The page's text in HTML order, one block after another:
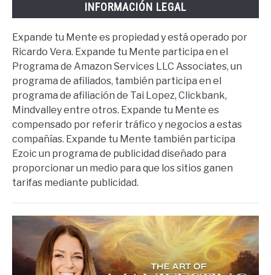
INFORMACIÓN LEGAL
Expande tu Mente es propiedad y está operado por
Ricardo Vera. Expande tu Mente participa en el
Programa de Amazon Services LLC Associates, un
programa de afiliados, también participa en el
programa de afiliación de Tai Lopez, Clickbank,
Mindvalley entre otros. Expande tu Mente es
compensado por referir tráfico y negocios a estas
compañías. Expande tu Mente también participa
Ezoic un programa de publicidad diseñado para
proporcionar un medio para que los sitios ganen
tarifas mediante publicidad.